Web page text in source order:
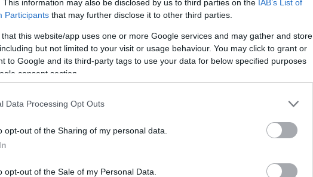
This information may also be disclosed by us to third parties on the IAB’s List of
Participants that may further disclose it to other third parties.
that this website/app uses one or more Google services and may gather and store
but not limited to your visit or usage behaviour. You may click to grant or
to Google and its third-party tags to use your data for below specified purposes
consent section.
Data Processing Opt Outs
opt-out of the Sharing of my personal data.
opt-out of the Sale of my Personal Data.
για την εμπέδωση της χώρας μας ως
γιατί όχι, έναν διεθνή κόμβο για την